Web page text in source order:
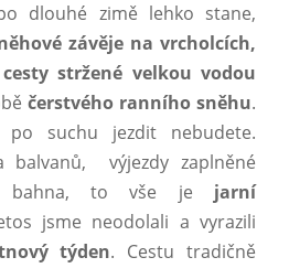
dlouhé zimě lehko stane,
závěje na vrcholcích,
stržené velkou vodou
čerstvého ranního sněhu.
suchu jezdit nebudete.
balvanů, výjezdy zaplněné
bahna, to vše je jarní
jsme neodolali a vyrazili
týden. Cestu tradičně